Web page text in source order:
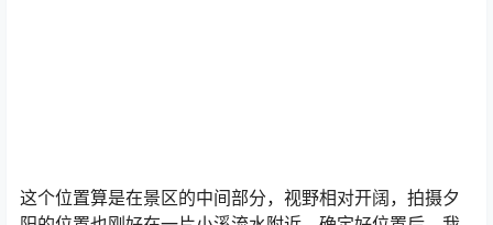
这个位置算是在景区的中间部分，视野相对开阔，拍摄夕